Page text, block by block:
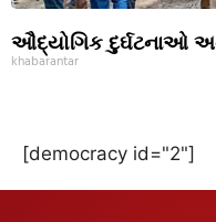
ઔદ્યોગિક દુર્ઘટનાઓ
khabarantar
[democracy id="2"]